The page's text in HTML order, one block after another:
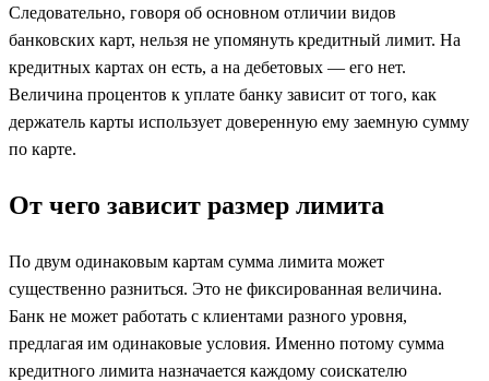
Следовательно, говоря об основном отличии видов
банковских карт, нельзя не упомянуть кредитный лимит. На
кредитных картах он есть, а на дебетовых — его нет.
Величина процентов к уплате банку зависит от того, как
держатель карты использует доверенную ему заемную сумму
по карте.
От чего зависит размер лимита
По двум одинаковым картам сумма лимита может
существенно разниться. Это не фиксированная величина.
Банк не может работать с клиентами разного уровня,
предлагая им одинаковые условия. Именно потому сумма
кредитного лимита назначается каждому соискателю